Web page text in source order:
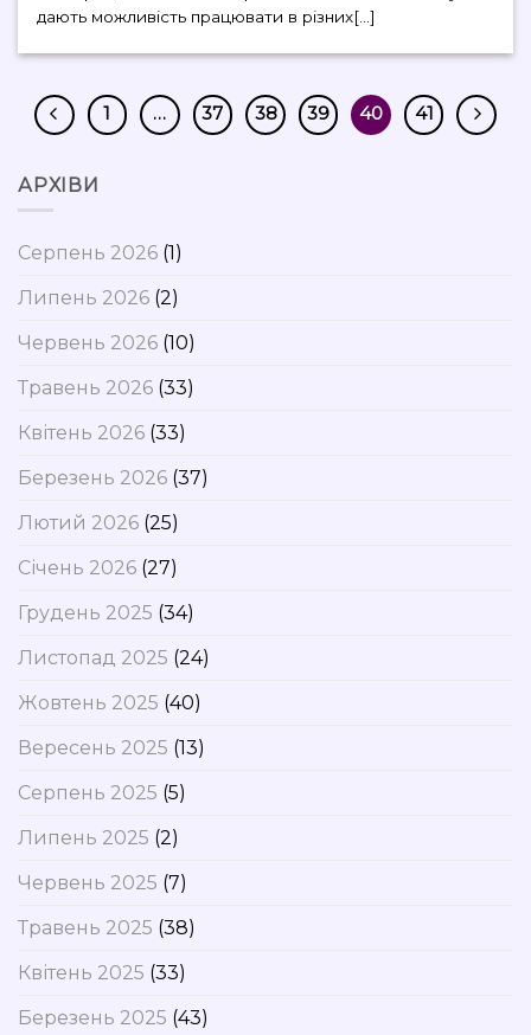
дають можливість працювати в різних[...]
1 … 37 38 39 40 41
АРХІВИ
Серпень 2026 (1)
Липень 2026 (2)
Червень 2026 (10)
Травень 2026 (33)
Квітень 2026 (33)
Березень 2026 (37)
Лютий 2026 (25)
Січень 2026 (27)
Грудень 2025 (34)
Листопад 2025 (24)
Жовтень 2025 (40)
Вересень 2025 (13)
Серпень 2025 (5)
Липень 2025 (2)
Червень 2025 (7)
Травень 2025 (38)
Квітень 2025 (33)
Березень 2025 (43)